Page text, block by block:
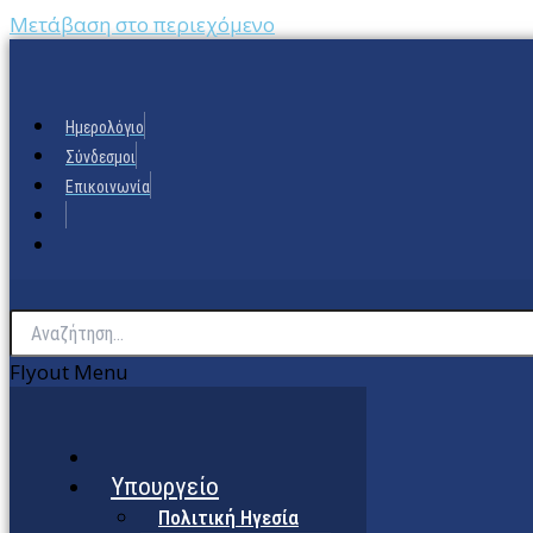
Μετάβαση στο περιεχόμενο
Ημερολόγιο
Σύνδεσμοι
Επικοινωνία
Flyout Menu
Υπουργείο
Πολιτική Ηγεσία